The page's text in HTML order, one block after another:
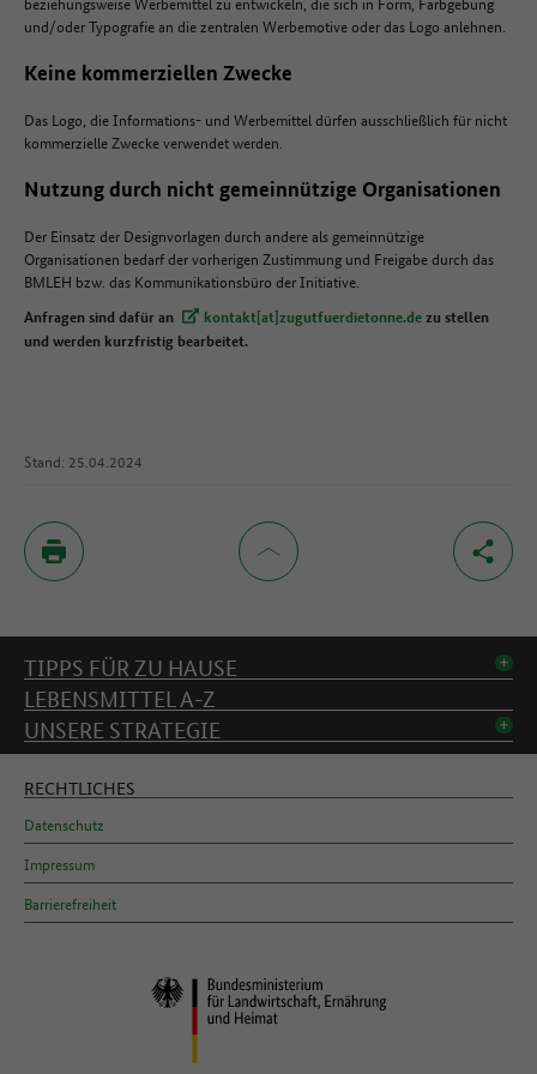
und/oder Typografie an die zentralen Werbemotive oder das Logo anlehnen.
Keine kommerziellen Zwecke
Das Logo, die Informations- und Werbemittel dürfen ausschließlich für nicht
kommerzielle Zwecke verwendet werden.
Nutzung durch nicht gemeinnützige Organisationen
Der Einsatz der Designvorlagen durch andere als gemeinnützige
Organisationen bedarf der vorherigen Zustimmung und Freigabe durch das
BMLEH bzw. das Kommunikationsbüro der Initiative.
Anfragen sind dafür an kontakt[at]zugutfuerdietonne.dezu stellen
und werden kurzfristig bearbeitet.
Stand: 25.04.2024
Inhaltsverzeichnis
TIPPS FÜR ZU HAUSE
LEBENSMITTEL A-Z
UNSERE STRATEGIE
RECHTLICHES
Datenschutz
Impressum
Barrierefreiheit